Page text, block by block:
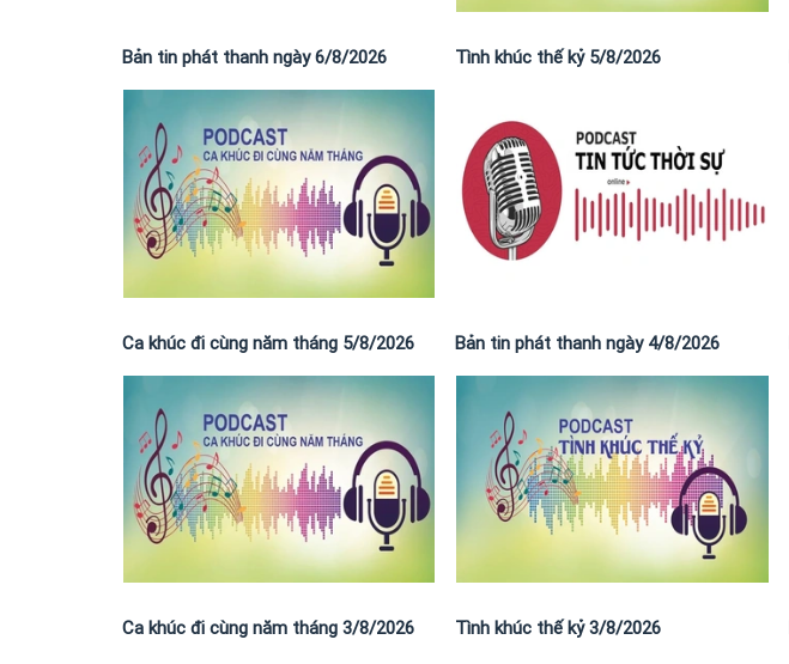
Bản tin phát thanh ngày 6/8/2026 Tình khúc thế kỷ 5/8/2026
Ca khúc đi cùng năm tháng 5/8/2026 Bản tin phát thanh ngày 4/8/2026
Ca khúc đi cùng năm tháng 3/8/2026 Tình khúc thế kỷ 3/8/2026